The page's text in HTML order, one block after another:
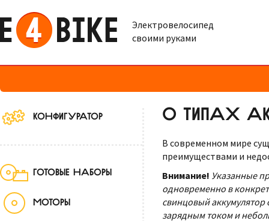
Электровелосипед
своими руками
КОНФИГУРАТОР
ГОТОВЫЕ НАБОРЫ
МОТОРЫ
О ТИПАХ
В современном мире
преимуществами и
Внимание! Указанные
одновременно в
свинцовый
зарядным током и